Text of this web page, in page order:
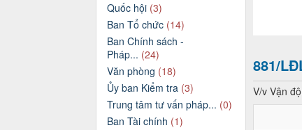
881/
V/v Vận
Quốc hội (3)
Ban Tổ chức (14)
Ban Chính sách -
Pháp... (24)
Văn phòng (18)
Ủy ban Kiểm tra (3)
Trung tâm tư vấn pháp... (0)
Ban Tài chính (1)